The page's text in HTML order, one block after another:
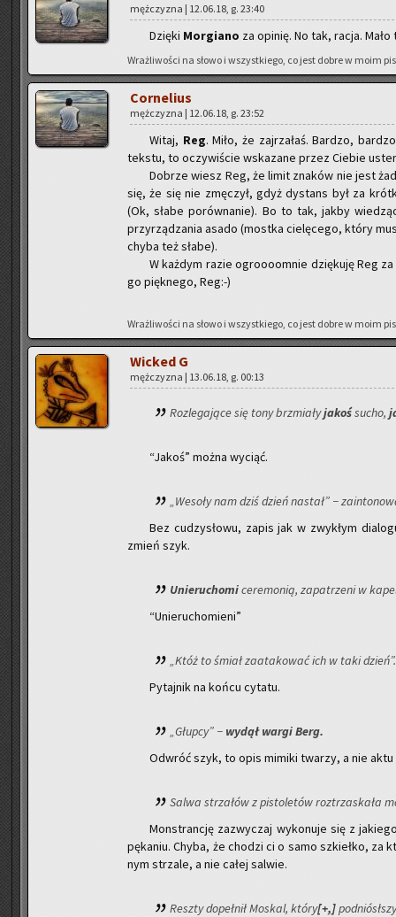
męż­czy­zna | 12.06.18, g. 23:40
Dzię­ki Mor­gia­no za opi­nię. No tak, racja.
Wraż­li­wo­ści na słowo i wszyst­kie­go, co jest dobre w moim
Cor­ne­lius
męż­czy­zna | 12.06.18, g. 23:52
Witaj, Reg. Miło, że zaj­rza­łaś. Bar­dzo,
tek­stu, to oczy­wi­ście wska­za­ne przez Cie­bie
Do­brze wiesz Reg, że limit zna­ków nie jest
się, że się nie zmę­czył, gdyż dy­stans był za
(Ok, słabe po­rów­na­nie). Bo to tak, jakby
przy­rzą­dza­nia asado (most­ka cie­lę­ce­go, który
chyba też słabe).
W każ­dym razie ogro­ooom­nie dzię­ku­ję Reg
go pięk­ne­go, Reg:-)
Wraż­li­wo­ści na słowo i wszyst­kie­go, co jest dobre w moim
Wic­ked G
męż­czy­zna | 13.06.18, g. 00:13
Roz­le­ga­ją­ce się tony brzmia­łyjakośsucho,
“Jakoś” można wy­ciąć.
„We­so­ły nam dziś dzień na­stał” −
Bez cu­dzy­sło­wu, zapis jak w zwy­kłym
zmień szyk.
Unie­ru­cho­mice­re­mo­nią, za­pa­trze­ni w
“Unie­ru­cho­mie­ni”
„Któż to śmiał za­ata­ko­wać ich w taki dzień”.
Py­taj­nik na końcu cy­ta­tu.
„Głup­cy” − wydął wargi Berg.
Od­wróć szyk, to opis mi­mi­ki twa­rzy, a nie aktu
Salwa strza­łów z pi­sto­le­tów roz­trza­ska­ła
Mon­stran­cję za­zwy­czaj wy­ko­nu­je się z
pę­ka­niu. Chyba, że cho­dzi ci o samo szkieł­ko,
nym strza­le, a nie całej sal­wie.
Resz­ty do­peł­nił Mo­skal, który[+,]